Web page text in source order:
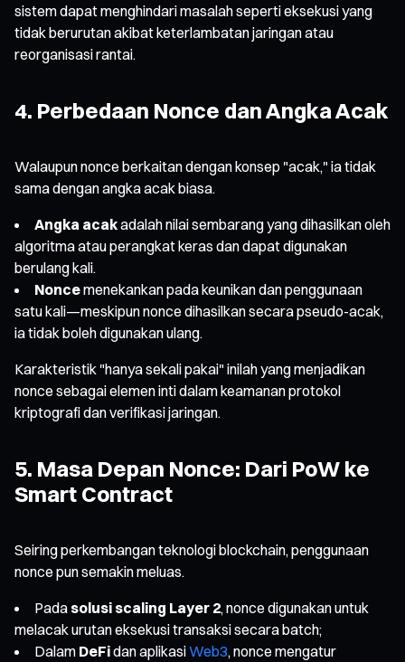
sistem dapat menghindari masalah seperti eksekusi yang
tidak berurutan akibat keterlambatan jaringan atau
reorganisasi rantai.
4. Perbedaan Nonce dan Angka Acak
Walaupun nonce berkaitan dengan konsep "acak," ia tidak
sama dengan angka acak biasa.
Angka acakadalah nilai sembarang yang dihasilkan oleh
algoritma atau perangkat keras dan dapat digunakan
berulang kali.
Noncemenekankan pada keunikan dan penggunaan
satu kali—meskipun nonce dihasilkan secara pseudo-acak,
ia tidak boleh digunakan ulang.
Karakteristik "hanya sekali pakai" inilah yang menjadikan
nonce sebagai elemen inti dalam keamanan protokol
kriptografi dan verifikasi jaringan.
5. Masa Depan Nonce: Dari PoW ke
Smart Contract
Seiring perkembangan teknologi blockchain, penggunaan
nonce pun semakin meluas.
Pada solusi scaling Layer 2, nonce digunakan untuk
melacak urutan eksekusi transaksi secara batch;
Dalam DeFidan aplikasiWeb3, nonce mengatur